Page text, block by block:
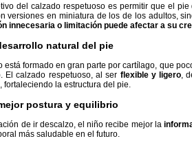
del calzado respetuoso es permitir que el
versiones en miniatura de los de los adultos,
innecesaria o limitación puede afectar a su
natural del pie
está formado en gran parte por cartílago, que
El calzado respetuoso, al ser flexible y ligero ,
fortaleciendo la estructura del pie.
postura y equilibrio
de ir descalzo, el niño recibe mejor la
más saludable en el futuro.